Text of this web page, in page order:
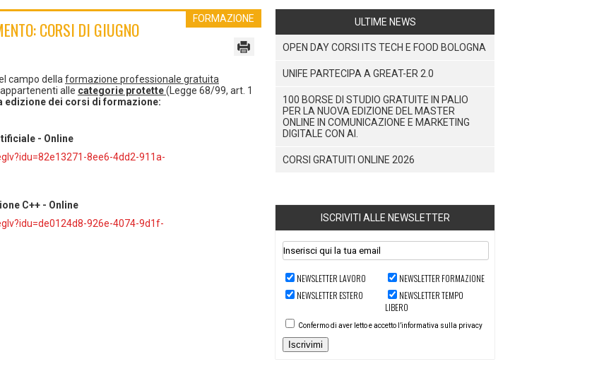
FORMAZIONE
CORSI DI GIUGNO
campo della formazione professionale gratuita
alle categorie protette(Legge 68/99, art. 1
edizione dei corsi di formazione:
- Online
8ee6-4dd2-911a-
C++ - Online
926e-4074-9d1f-
ULTIME NEWS
OPEN DAY CORSI ITS TECH E FOOD BOLOGNA
UNIFE PARTECIPA A GREAT-ER 2.0
100 BORSE DI STUDIO GRATUITE IN PALIO
PER LA NUOVA EDIZIONE DEL MASTER
ONLINE IN COMUNICAZIONE E MARKETING
DIGITALE CON AI.
CORSI GRATUITI ONLINE 2026
ISCRIVITI ALLE NEWSLETTER
NEWSLETTER LAVORO
NEWSLETTER FORMAZIONE
NEWSLETTER ESTERO
NEWSLETTER TEMPO
LIBERO
Confermo di aver letto e accetto l’informativa sulla privacy
Iscrivimi